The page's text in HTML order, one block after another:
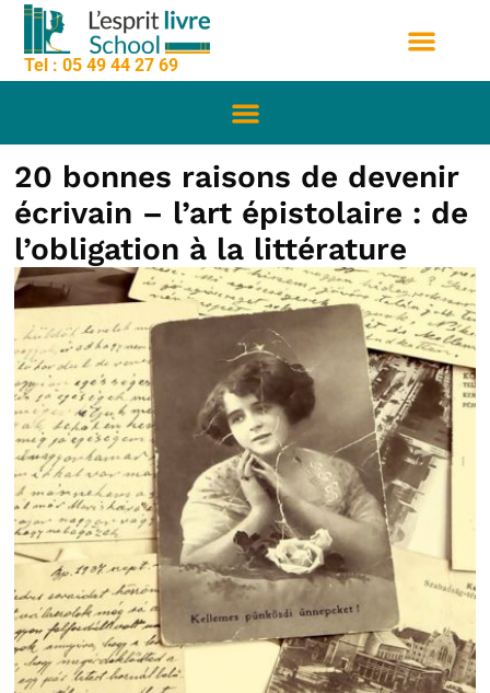
principal
Aller
contenu
Tel : 05 49 44 27 69
20 bonnes raisons de devenir
écrivain – l’art épistolaire : de
l’obligation à la littérature